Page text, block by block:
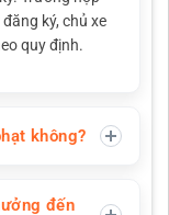
ký, chủ xe
quy định.
không?
đến